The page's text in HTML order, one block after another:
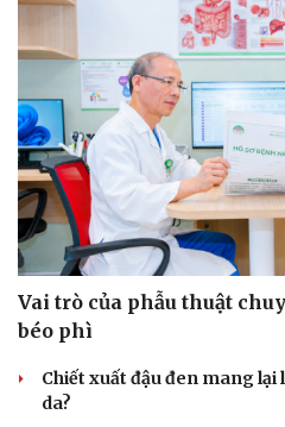
Vai trò của phẫu thuật
béo phì
Chiết xuất đậu đen mang lại
da?